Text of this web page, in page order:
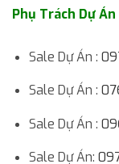
Phụ Trách Dự Án
Sale Dự Án :
Sale Dự Án :
Sale Dự Án :
Sale Dự Án: